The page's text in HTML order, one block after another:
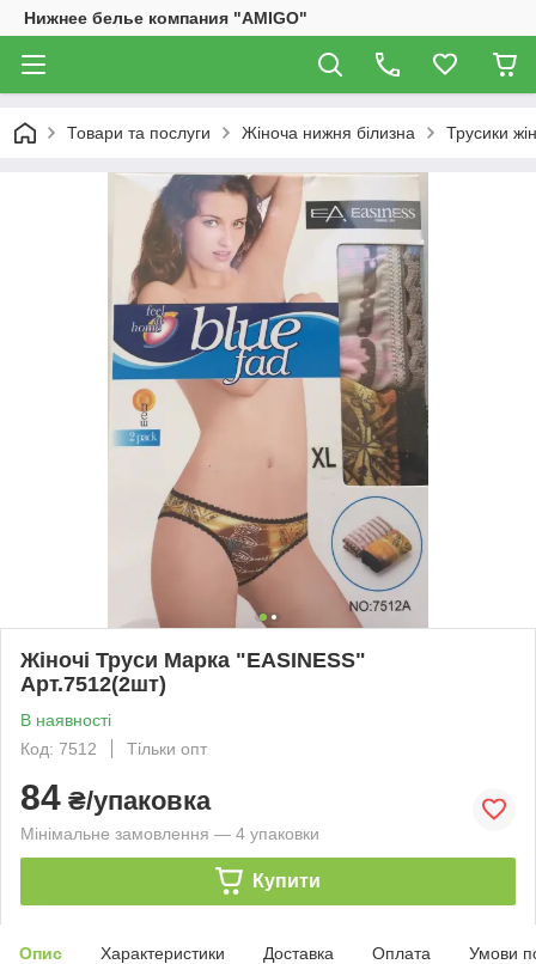
Нижнее белье компания "AMIGO"
Товари та послуги Жіноча нижня білизна Трусики
Жіночі Труси Марка "EASINESS"
Арт.7512(2шт)
В наявності
Код: 7512
Тільки опт
84 ₴/упаковка
Мінімальне замовлення — 4 упаковки
Купити
Опис Характеристики Доставка Оплата Умови